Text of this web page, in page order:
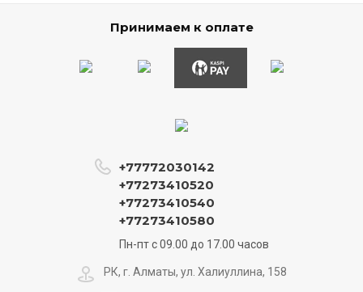
Принимаем к оплате
+77772030142
+77273410520
+77273410540
+77273410580
Пн-пт с 09.00 до 17.00 часов
РК, г. Алматы, ул. Халиуллина, 158